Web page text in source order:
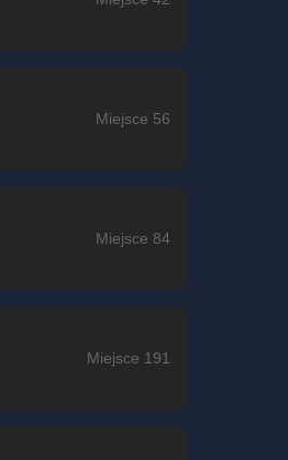
Miejsce 56
Miejsce 84
Miejsce 191